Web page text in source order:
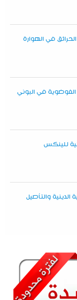
في الهوارة
الفوضوية في البوني
للينكس
الدينية والتأصيل